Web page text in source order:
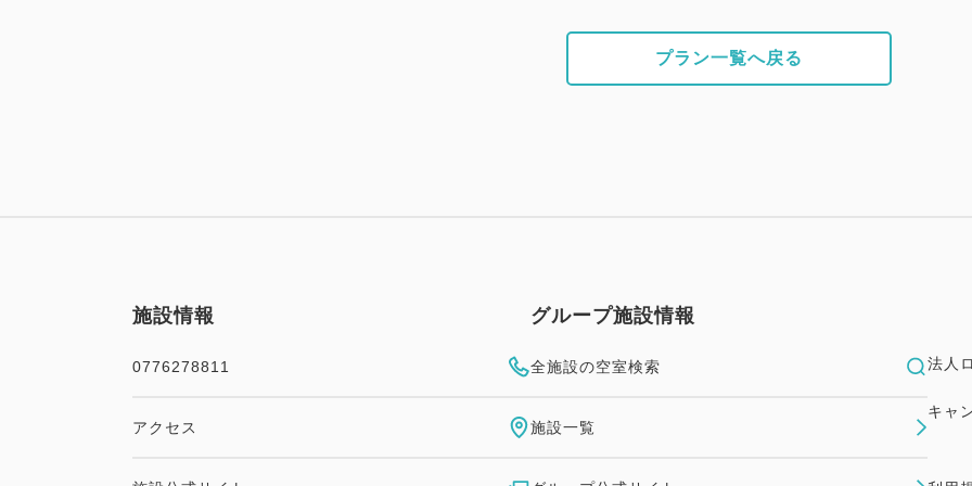
プラン一覧へ戻る
施設情報
0776278811
アクセス
グループ施設情報
全施設の空室検索
施設一覧
法人
キャ